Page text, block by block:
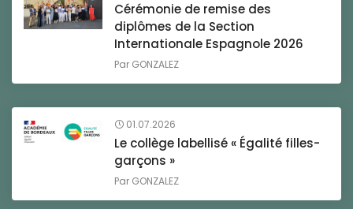
Cérémonie de remise des
diplômes de la Section
Internationale Espagnole 2026
Par GONZALEZ
01.07.2026
Le collège labellisé « Égalité filles-
garçons »
Par GONZALEZ